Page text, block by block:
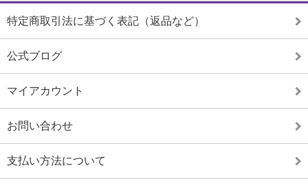
特定商取引法に基づく表記（返品など）
公式ブログ
マイアカウント
お問い合わせ
支払い方法について